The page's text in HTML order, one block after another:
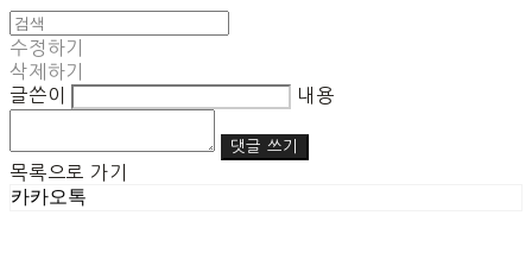
수정하기
삭제하기
글쓴이
내용
댓글 쓰기
목록으로 가기
카카오톡